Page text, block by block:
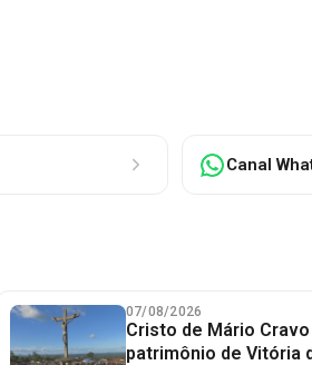
Canal
07/08/2026
Cristo de Mário
patrimônio de Vitória